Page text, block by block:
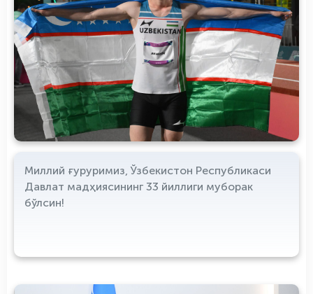
Миллий ғуруримиз, Ўзбекистон Республикаси
Давлат мадҳиясининг 33 йиллиги муборак
бўлсин!